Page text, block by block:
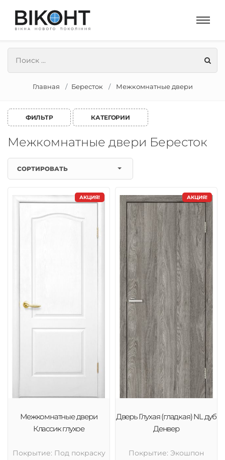
Главная Бересток Межкомнатные двери
ФИЛЬТР КАТЕГОРИИ
Межкомнатные двери Бересток
СОРТИРОВАТЬ
АКЦИЯ!
Межкомнатные двери
Классик глухое
Покрытие: Под покраску
АКЦИЯ!
Дверь Глухая (гладкая) NL дуб
Денвер
Покрытие: Экошпон